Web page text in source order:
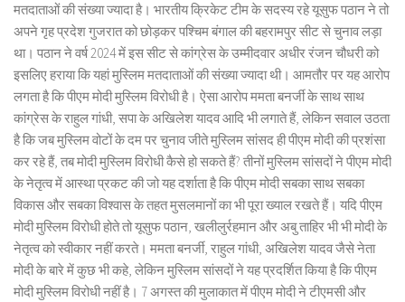
मतदाताओं की संख्या ज्यादा है। भारतीय क्रिकेट टीम के सदस्य रहे यूसुफ पठान ने तो
अपने गृह प्रदेश गुजरात को छोड़कर पश्चिम बंगाल की बहरामपुर सीट से चुनाव लड़ा
था। पठान ने वर्ष 2024 में इस सीट से कांग्रेस के उम्मीदवार अधीर रंजन चौधरी को
इसलिए हराया कि यहां मुस्लिम मतदाताओं की संख्या ज्यादा थी। आमतौर पर यह आरोप
लगता है कि पीएम मोदी मुस्लिम विरोधी है। ऐसा आरोप ममता बनर्जी के साथ साथ
कांग्रेस के राहुल गांधी, सपा के अखिलेश यादव आदि भी लगाते हैं, लेकिन सवाल उठता
है कि जब मुस्लिम वोटों के दम पर चुनाव जीते मुस्लिम सांसद ही पीएम मोदी की प्रशंसा
कर रहे हैं, तब मोदी मुस्लिम विरोधी कैसे हो सकते हैं? तीनों मुस्लिम सांसदों ने पीएम मोदी
के नेतृत्व में आस्था प्रकट की जो यह दर्शाता है कि पीएम मोदी सबका साथ सबका
विकास और सबका विश्वास के तहत मुसलमानों का भी पूरा ख्याल रखते हैं। यदि पीएम
मोदी मुस्लिम विरोधी होते तो यूसुफ पठान, खलीलुर्रहमान और अबु ताहिर भी भी मोदी के
नेतृत्व को स्वीकार नहीं करते। ममता बनर्जी, राहुल गांधी, अखिलेश यादव जैसे नेता
मोदी के बारे में कुछ भी कहे, लेकिन मुस्लिम सांसदों ने यह प्रदर्शित किया है कि पीएम
मोदी मुस्लिम विरोधी नहीं है। 7 अगस्त की मुलाकात में पीएम मोदी ने टीएमसी और